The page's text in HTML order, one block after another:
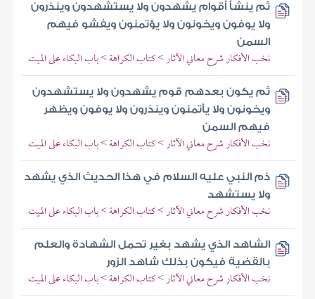
ثم ينشأ أقوام يشهدون ولا يستشهدون وينذرون
ولا يوفون ويخونون ولا يؤتمنون ويفشو فيهم
السمن
نخب الأفكار شرح معاني الآثار > كتاب الكراهة > باب البكاء على الميت
ثم يكون بعدهم قوم يشهدون ولا يستشهدون
ويخونون ولا يأتمنون وينذرون ولا يوفون ويظهر
فيهم السمن
نخب الأفكار شرح معاني الآثار > كتاب الكراهة > باب البكاء على الميت
ذم النبي عليه السلام في هذا الحديث الذي يشهد
ولا يستشهد
نخب الأفكار شرح معاني الآثار > كتاب الكراهة > باب البكاء على الميت
الشاهد الذي يشهد بغير تحمل الشهادة والعلم
بالقضية فيكون بذلك شاهد الزور
نخب الأفكار شرح معاني الآثار > كتاب الكراهة > باب البكاء على الميت